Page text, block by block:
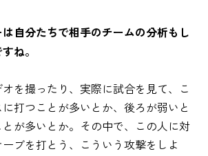
自分たちで相手のチームの分析もし
ね。
を撮ったり、実際に試合を見て、こ
打つことが多いとか、後ろが弱いと
が多いとか。その中で、この人に対
ブを打とう、こういう攻撃をしよ